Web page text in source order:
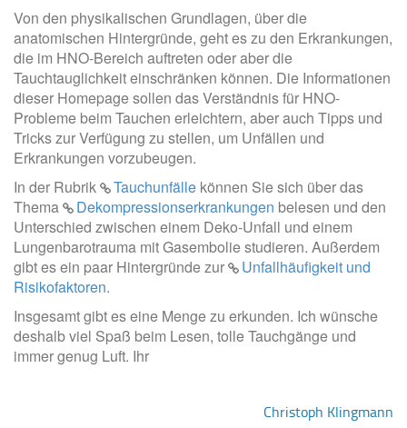
Von den physikalischen Grundlagen, über die
anatomischen Hintergründe, geht es zu den Erkrankungen,
die im HNO-Bereich auftreten oder aber die
Tauchtauglichkeit einschränken können. Die Informationen
dieser Homepage sollen das Verständnis für HNO-
Probleme beim Tauchen erleichtern, aber auch Tipps und
Tricks zur Verfügung zu stellen, um Unfällen und
Erkrankungen vorzubeugen.
In der Rubrik
Tauchunfälle können Sie sich über das
Thema
Dekompressionserkrankungen belesen und den
Unterschied zwischen einem Deko-Unfall und einem
Lungenbarotrauma mit Gasembolie studieren. Außerdem
gibt es ein paar Hintergründe zur
Unfallhäufigkeit und
Risikofaktoren.
Insgesamt gibt es eine Menge zu erkunden. Ich wünsche
deshalb viel Spaß beim Lesen, tolle Tauchgänge und
immer genug Luft. Ihr
Christoph Klingmann